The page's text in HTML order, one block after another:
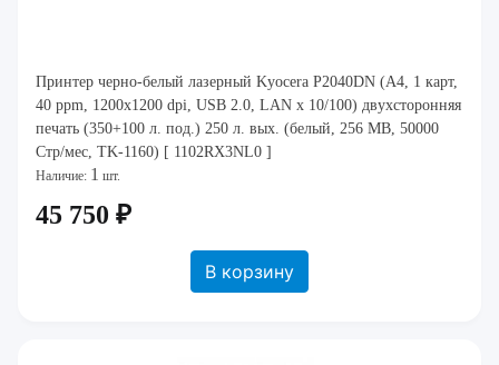
Принтер черно-белый лазерный Kyocera P2040DN (A4, 1 карт,
40 ppm, 1200x1200 dpi, USB 2.0, LAN x 10/100) двухсторонняя
печать (350+100 л. под.) 250 л. вых. (белый, 256 MB, 50000
Стр/мес, TK-1160) [ 1102RX3NL0 ]
Наличие: 1 шт.
45 750 ₽
В корзину